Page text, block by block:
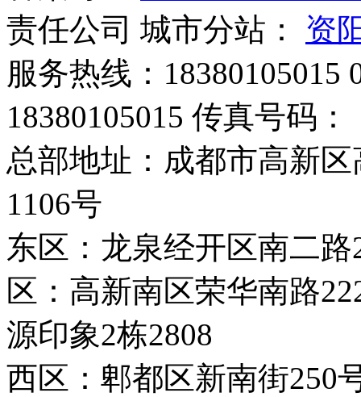
责任公司 城市分站： 资
服务热线：‭18380105015
18380105015 传真号码：
总部地址：成都市高新
1106号
东区：龙泉经开区南二
区：高新南区荣华南路
源印象2栋2808
西区：郫都区新南街250